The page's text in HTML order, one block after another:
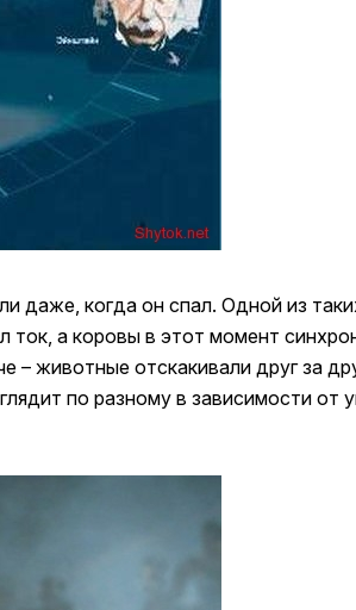
даже, когда он спал. Одной из
ток, а коровы в этот момент
– животные отскакивали друг за
по разному в зависимости от